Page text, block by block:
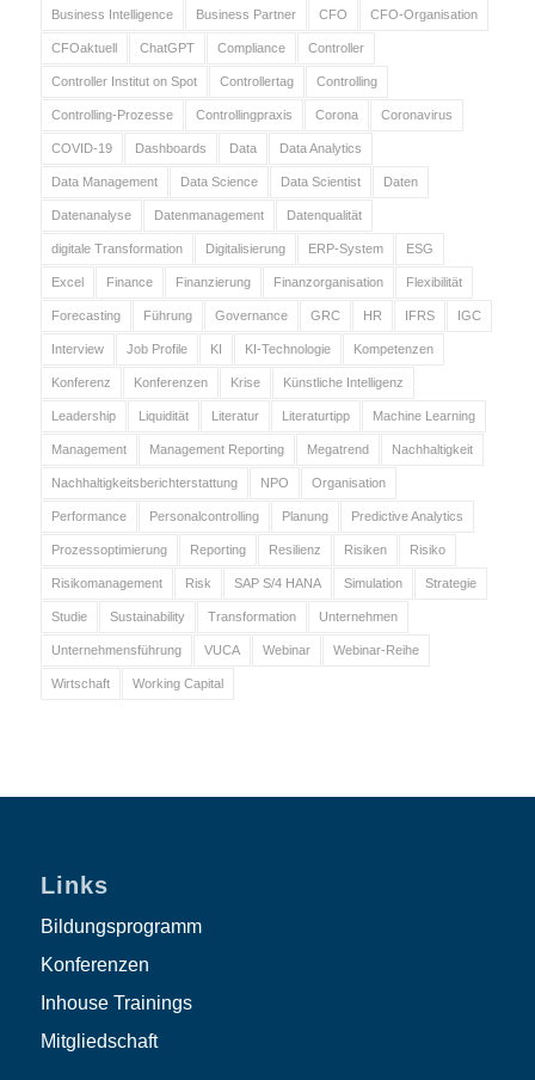
Business Intelligence Business Partner CFO CFO-Organisation
CFOaktuell ChatGPT Compliance Controller
Controller Institut on Spot Controllertag Controlling
Controlling-Prozesse Controllingpraxis Corona Coronavirus
COVID-19 Dashboards Data Data Analytics
Data Management Data Science Data Scientist Daten
Datenanalyse Datenmanagement Datenqualität
digitale Transformation Digitalisierung ERP-System ESG
Excel Finance Finanzierung Finanzorganisation Flexibilität
Forecasting Führung Governance GRC HR IFRS IGC
Interview Job Profile KI KI-Technologie Kompetenzen
Konferenz Konferenzen Krise Künstliche Intelligenz
Leadership Liquidität Literatur Literaturtipp Machine Learning
Management Management Reporting Megatrend Nachhaltigkeit
Nachhaltigkeitsberichterstattung NPO Organisation
Performance Personalcontrolling Planung Predictive Analytics
Prozessoptimierung Reporting Resilienz Risiken Risiko
Risikomanagement Risk SAP S/4 HANA Simulation Strategie
Studie Sustainability Transformation Unternehmen
Unternehmensführung VUCA Webinar Webinar-Reihe
Wirtschaft Working Capital
Links
Bildungsprogramm
Konferenzen
Inhouse Trainings
Mitgliedschaft